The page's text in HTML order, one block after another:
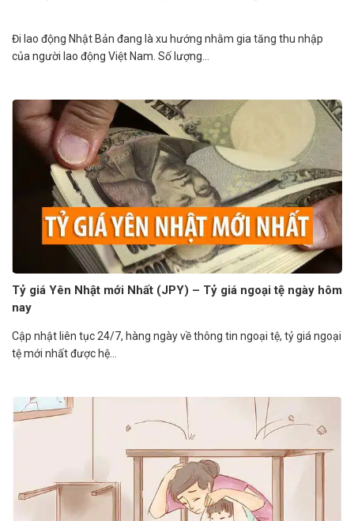
Đi lao động Nhật Bản đang là xu hướng nhằm gia tăng thu nhập
của người lao động Việt Nam. Số lượng...
Tỷ giá Yên Nhật mới Nhất (JPY) – Tỷ giá ngoại tệ ngày hôm
nay
Cập nhật liên tục 24/7, hàng ngày về thông tin ngoại tệ, tỷ giá ngoại
tệ mới nhất được hệ...